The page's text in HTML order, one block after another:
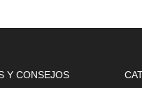
Y CONSEJOS